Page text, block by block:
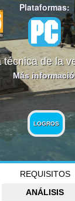
Plataformas:
técnica de la
Más
LOGROS
REQUISITOS
ANÁLISIS